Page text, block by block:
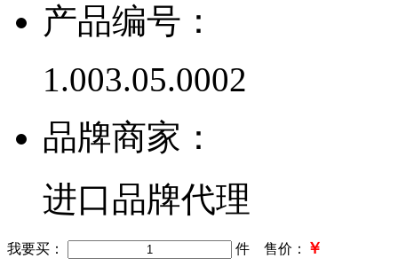
产品编号：
1.003.05.0002
品牌商家：
进口品牌代理
我要买： 件 售价： ￥